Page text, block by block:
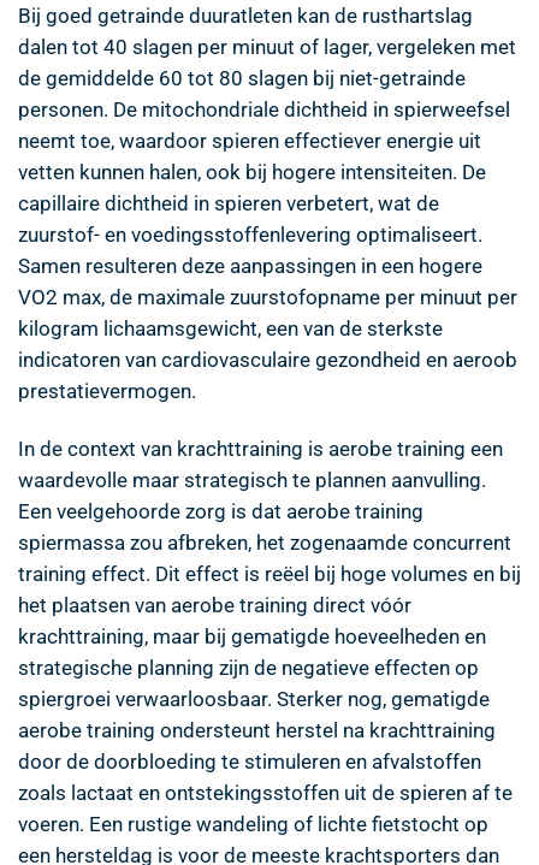
Bij goed getrainde duuratleten kan de rusthartslag
dalen tot 40 slagen per minuut of lager, vergeleken met
de gemiddelde 60 tot 80 slagen bij niet-getrainde
personen. De mitochondriale dichtheid in spierweefsel
neemt toe, waardoor spieren effectiever energie uit
vetten kunnen halen, ook bij hogere intensiteiten. De
capillaire dichtheid in spieren verbetert, wat de
zuurstof- en voedingsstoffenlevering optimaliseert.
Samen resulteren deze aanpassingen in een hogere
VO2 max, de maximale zuurstofopname per minuut per
kilogram lichaamsgewicht, een van de sterkste
indicatoren van cardiovasculaire gezondheid en aeroob
prestatievermogen.
In de context van krachttraining is aerobe training een
waardevolle maar strategisch te plannen aanvulling.
Een veelgehoorde zorg is dat aerobe training
spiermassa zou afbreken, het zogenaamde concurrent
training effect. Dit effect is reëel bij hoge volumes en bij
het plaatsen van aerobe training direct vóór
krachttraining, maar bij gematigde hoeveelheden en
strategische planning zijn de negatieve effecten op
spiergroei verwaarloosbaar. Sterker nog, gematigde
aerobe training ondersteunt herstel na krachttraining
door de doorbloeding te stimuleren en afvalstoffen
zoals lactaat en ontstekingsstoffen uit de spieren af te
voeren. Een rustige wandeling of lichte fietstocht op
een hersteldag is voor de meeste krachtsporters dan